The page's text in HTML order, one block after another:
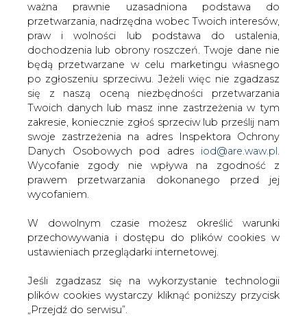
ważna prawnie uzasadniona podstawa do
przetwarzania, nadrzędna wobec Twoich interesów,
praw i wolności lub podstawa do ustalenia,
dochodzenia lub obrony roszczeń. Twoje dane nie
będą przetwarzane w celu marketingu własnego
po zgłoszeniu sprzeciwu. Jeżeli więc nie zgadzasz
się z naszą oceną niezbędności przetwarzania
Twoich danych lub masz inne zastrzeżenia w tym
zakresie, koniecznie zgłoś sprzeciw lub prześlij nam
swoje zastrzeżenia na adres Inspektora Ochrony
Danych Osobowych pod adres iod@are.waw.pl
Wycofanie zgody nie wpływa na zgodność z
prawem przetwarzania dokonanego przed jej
wycofaniem.
W dowolnym czasie możesz określić warunki
przechowywania i dostępu do plików cookies w
ustawieniach przeglądarki internetowej.
Jeśli zgadzasz się na wykorzystanie technologii
plików cookies wystarczy kliknąć poniższy przycisk
„Przejdź do serwisu”.
Z upoważnienia Ministra Gospodarki
informuję, że średnia ceny energii
elektrycznej wytworzonej w krajowym
systemie eletroenergetycznym w
jednostkach wytórczych
kondensacyjnym (cena Ck, o której
mowa w § 15 ust. 1 rozporządzenia
Ministra Gospodarki z dnia 14 grudnia
2000 r. w sprawie szczegółowych zasad
kształtowania i kalkulacji taryf oraz
zasad rozliczeń w obrocie energią
elektryczną - Dz. U. z 2001 r. Nr 1, poz. 7)
za 2001 r. wyniosła 130,26 zł/MWh.
#Materiały problemowe #TARYFY
Artykuł powstał bez wsparcia narzędzi sztucznej inteligencji.
Wydawca portalu CIRE zgadza się na włączenie publikacji do
szkoleń treningowych LLM.